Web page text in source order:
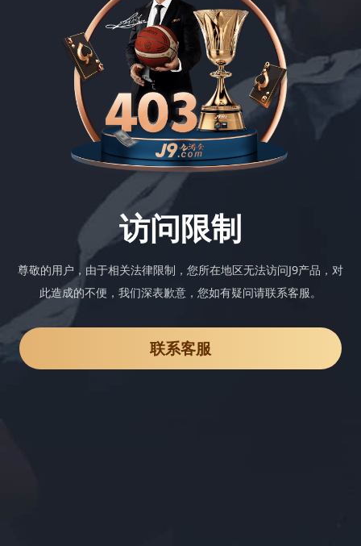
访问限制
尊敬的用户，由于相关法律限制，您所在地区无法访问J9产品，对
此造成的不便，我们深表歉意，您如有疑问请联系客服。
联系客服